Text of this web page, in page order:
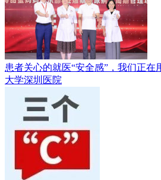
患者关心的就医“安全感”，我们正在
大学深圳医院